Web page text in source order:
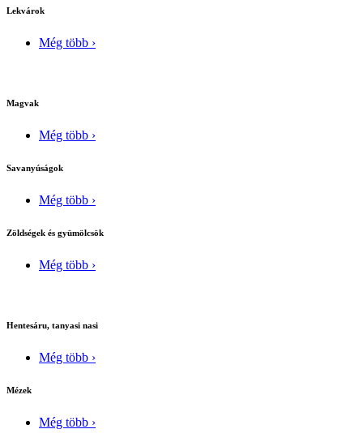
Lekvárok
Még több ›
Magvak
Még több ›
Savanyúságok
Még több ›
Zöldségek és gyümölcsök
Még több ›
Hentesáru, tanyasi nasi
Még több ›
Mézek
Még több ›